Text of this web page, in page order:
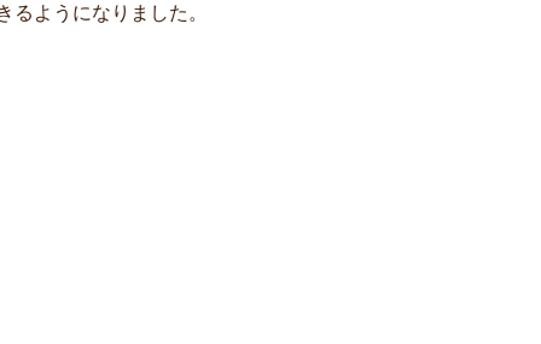
ようになりました。